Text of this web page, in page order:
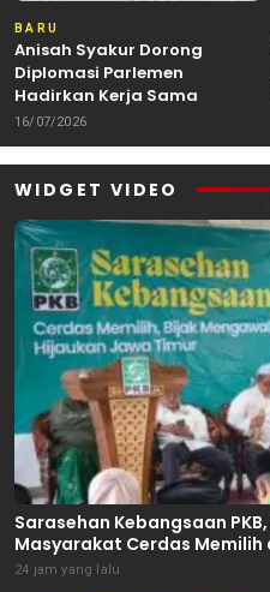
BARU
Anisah Syakur Dorong
Diplomasi Parlemen
Hadirkan Kerja Sama
Internasional yang
16/07/2026
WIDGET VIDEO
Sarasehan Kebangsaan
Masyarakat Cerdas Memilih
24 jam yang lalu